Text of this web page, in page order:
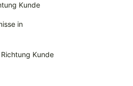
Kunde
in
Kunde